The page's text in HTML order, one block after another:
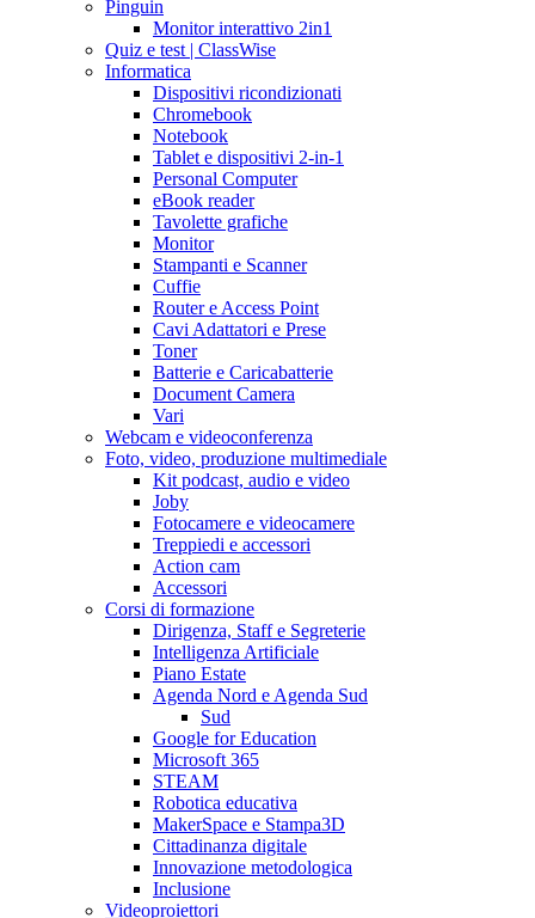
Pinguin
Monitor interattivo 2in1
Quiz e test | ClassWise
Informatica
Dispositivi ricondizionati
Chromebook
Notebook
Tablet e dispositivi 2-in-1
Personal Computer
eBook reader
Tavolette grafiche
Monitor
Stampanti e Scanner
Cuffie
Router e Access Point
Cavi Adattatori e Prese
Toner
Batterie e Caricabatterie
Document Camera
Vari
Webcam e videoconferenza
Foto, video, produzione multimediale
Kit podcast, audio e video
Joby
Fotocamere e videocamere
Treppiedi e accessori
Action cam
Accessori
Corsi di formazione
Dirigenza, Staff e Segreterie
Intelligenza Artificiale
Piano Estate
Agenda Nord e Agenda Sud
Sud
Google for Education
Microsoft 365
STEAM
Robotica educativa
MakerSpace e Stampa3D
Cittadinanza digitale
Innovazione metodologica
Inclusione
Videoproiettori